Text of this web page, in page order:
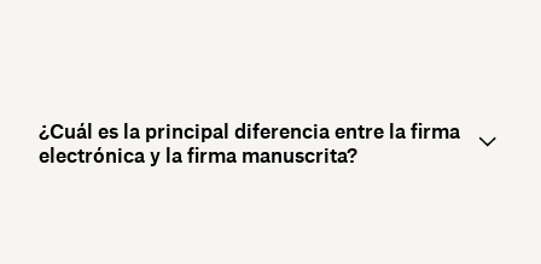
¿Cuál es la principal diferencia entre la firma
electrónica y la firma manuscrita?